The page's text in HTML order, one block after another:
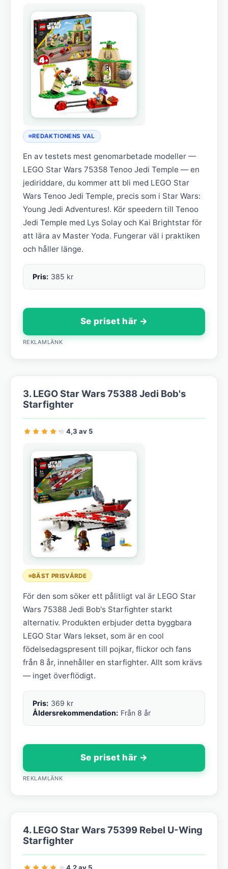
REDAKTIONENS VAL
En av testets mest genomarbetade modeller —
LEGO Star Wars 75358 Tenoo Jedi Temple — en
jediriddare, du kommer att bli med LEGO Star
Wars Tenoo Jedi Temple, precis som i Star Wars:
Young Jedi Adventures!. Kör speedern till Tenoo
Jedi Temple med Lys Solay och Kai Brightstar för
att lära av Master Yoda. Fungerar väl i praktiken
och håller länge.
Pris: 385 kr
Se priset här →
REKLAMLÄNK
3. LEGO Star Wars 75388 Jedi Bob's
Starfighter
4,3 av 5
BÄST PRISVÄRDE
För den som söker ett pålitligt val är LEGO Star
Wars 75388 Jedi Bob's Starfighter starkt
alternativ. Produkten erbjuder detta byggbara
LEGO Star Wars lekset, som är en cool
födelsedagspresent till pojkar, flickor och fans
från 8 år, innehåller en starfighter. Allt som krävs
— inget överflödigt.
Pris: 369 kr
Åldersrekommendation: Från 8 år
Se priset här →
REKLAMLÄNK
4. LEGO Star Wars 75399 Rebel U-Wing
Starfighter